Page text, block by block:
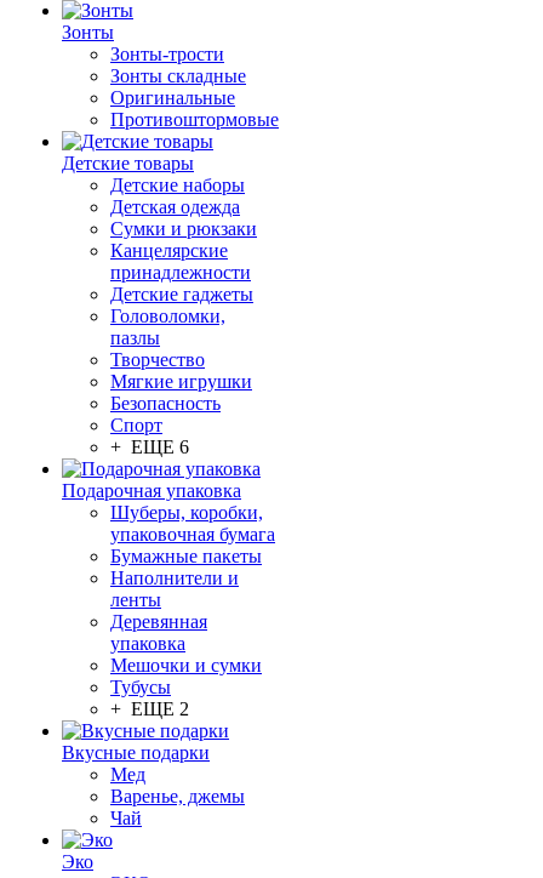
Зонты
Зонты-трости
Зонты складные
Оригинальные
Противоштормовые
Детские товары
Детские наборы
Детская одежда
Сумки и рюкзаки
Канцелярские
принадлежности
Детские гаджеты
Головоломки,
пазлы
Творчество
Мягкие игрушки
Безопасность
Спорт
+ ЕЩЕ 6
Подарочная упаковка
Шуберы, коробки,
упаковочная бумага
Бумажные пакеты
Наполнители и
ленты
Деревянная
упаковка
Мешочки и сумки
Тубусы
+ ЕЩЕ 2
Вкусные подарки
Мед
Варенье, джемы
Чай
Эко